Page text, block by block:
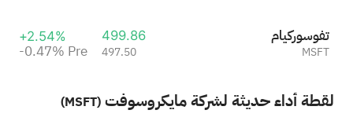
مايكروسوفت
MSFT
499.86
497.50
+2.54%
-0.47% Pre
لقطة أداء حديثة لشركة مايكروسوفت (MSFT)